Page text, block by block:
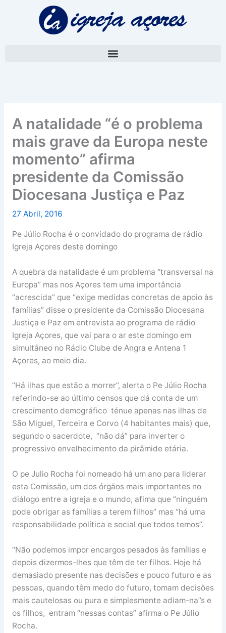
A natalidade “é o problema
mais grave da Europa neste
momento” afirma
presidente da Comissão
Diocesana Justiça e Paz
27 Abril, 2016
Pe Júlio Rocha é o convidado do programa de rádio
Igreja Açores deste domingo
A quebra da natalidade é um problema “transversal na
Europa” mas nos Açores tem uma importância
“acrescida” que “exige medidas concretas de apoio às
famílias” disse o presidente da Comissão Diocesana
Justiça e Paz em entrevista ao programa de rádio
Igreja Açores, que vai para o ar este domingo em
simultâneo no Rádio Clube de Angra e Antena 1
Açores, ao meio dia.
“Há ilhas que estão a morrer”, alerta o Pe Júlio Rocha
referindo-se ao último censos que dá conta de um
crescimento demográfico ténue apenas nas ilhas de
São Miguel, Terceira e Corvo (4 habitantes mais) que,
segundo o sacerdote, “não dá” para inverter o
progressivo envelhecimento da pirâmide etária.
O pe Julio Rocha foi nomeado há um ano para liderar
esta Comissão, um dos órgãos mais importantes no
diálogo entre a igreja e o mundo, afima que “ninguém
pode obrigar as famílias a terem filhos” mas “há uma
responsabilidade política e social que todos temos”.
“Não podemos impor encargos pesados às famílias e
depois dizermos-lhes que têm de ter filhos. Hoje há
demasiado presente nas decisões e pouco futuro e as
pessoas, quando têm medo do futuro, tomam decisões
mais cautelosas ou pura e simplesmente adiam-na”s e
os filhos, entram “nessas contas” afirma o Pe Júlio
Rocha.